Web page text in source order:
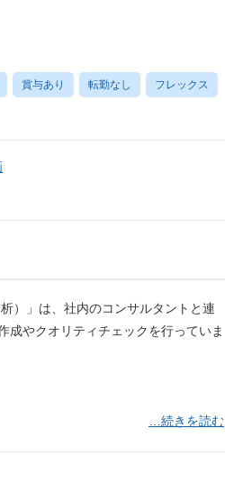
賞与あり 転勤なし フレックス
）」は、社内のコンサルタントと連
成やクオリティチェックを行っていま
…続きを読む